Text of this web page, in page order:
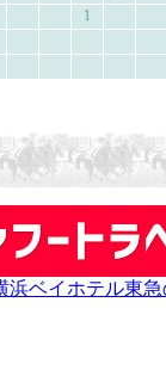
1
浜ベイホテル東